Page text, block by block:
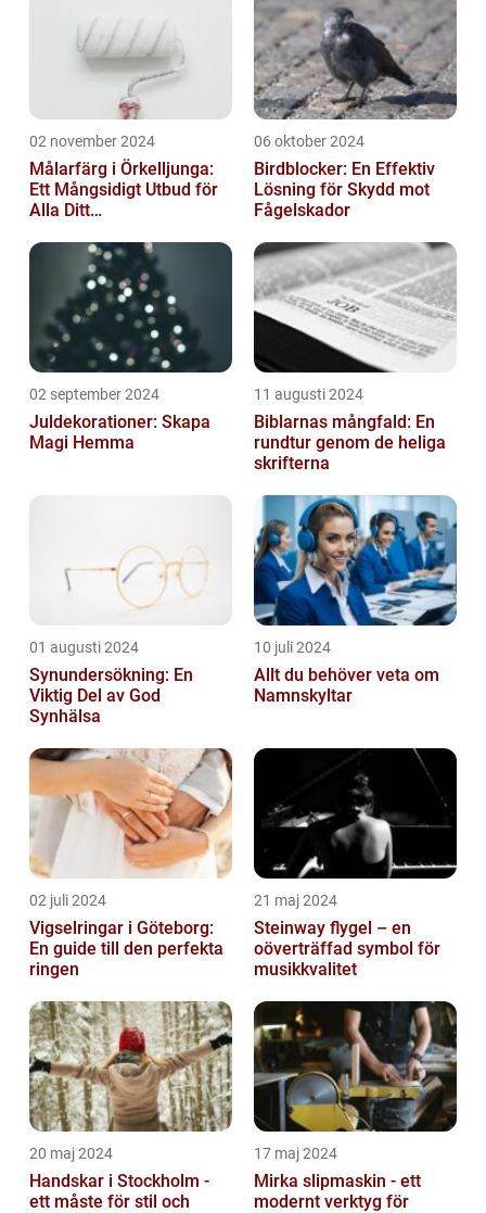
02 november 2024
Målarfärg i Örkelljunga:
Ett Mångsidigt Utbud för
Alla Ditt
06 oktober 2024
Birdblocker: En Effektiv
Lösning för Skydd mot
Fågelskador
02 september 2024
Juldekorationer: Skapa
Magi Hemma
11 augusti 2024
Biblarnas mångfald: En
rundtur genom de heliga
skrifterna
01 augusti 2024
Synundersökning: En
Viktig Del av God
Synhälsa
10 juli 2024
Allt du behöver veta om
Namnskyltar
02 juli 2024
Vigselringar i Göteborg:
En guide till den perfekta
ringen
21 maj 2024
Steinway flygel – en
oöverträffad symbol för
musikkvalitet
20 maj 2024
Handskar i Stockholm -
ett måste för stil och
17 maj 2024
Mirka slipmaskin - ett
modernt verktyg för